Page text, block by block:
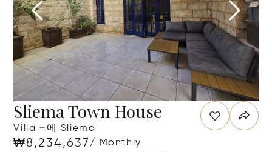
Sliema Town House
Villa ~에 Sliema
₩8,234,637/ Monthly